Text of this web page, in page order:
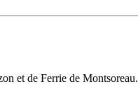
et de Ferrie de Montsoreau.